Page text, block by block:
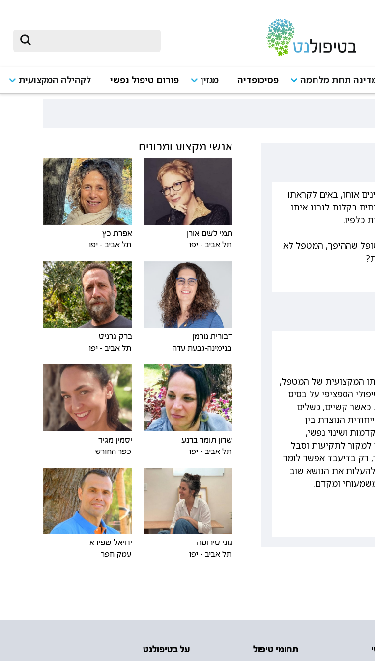
תחת מלחמה פסיכופדיה מגזין פורום טיפול נפשי לקהילה המקצועית
אותו, באים לקראתו
בקלות לנהוג איתו
כלפיו.
שההיפך, המטפל לא
המקצועית של המטפל,
הספציפי על בסיס
כאשר קשיים, כשלים
הנוצרת בין
ושינוי נפשי,
לתקיעות וסבל
רק בדיעבד אפשר לומר
להעלות את הנושא שוב
ומקדם.
אנשי מקצוע ומכונים
תמי לשם אורן
תל אביב - יפו
אפרת כץ
תל אביב - יפו
דבורית נורמן
בנימינה-גבעת עדה
ברק גרניט
תל אביב - יפו
שרון תומר ברנע
תל אביב - יפו
יסמין מגיד
כפר החורש
גוני סירוטה
תל אביב - יפו
יחיאל שפירא
עמק חפר
תחומי טיפול על בטיפולנט